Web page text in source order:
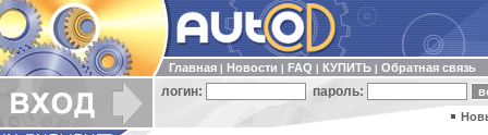
Главная Новости FAQ КУПИТЬ Обратная связь
логин: пароль: